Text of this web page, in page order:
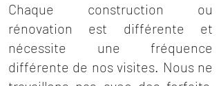
Chaque construction ou
rénovation est différente et
nécessite une fréquence
différente de nos visites. Nous ne